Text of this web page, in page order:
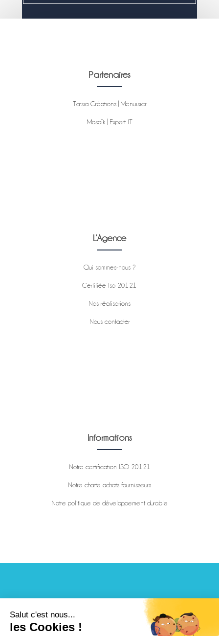
Partenaires
Tarsia Créations | Menuisier
Mosaïk | Expert IT
L’Agence
Qui sommes-nous ?
Certifiée Iso 20121
Nos réalisations
Nous contacter
Informations
Notre certification ISO 20121
Notre charte achats fournisseurs
Notre politique de développement durable